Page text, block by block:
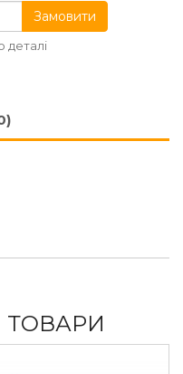
Замовити
деталі
ТОВАРИ